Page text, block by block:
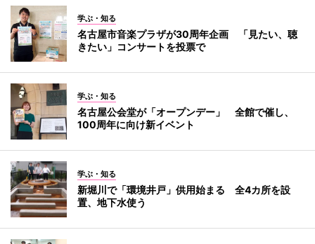
学ぶ・知る
名古屋市音楽プラザが30周年企画 「見たい、聴
きたい」コンサートを投票で
学ぶ・知る
名古屋公会堂が「オープンデー」 全館で催し、
100周年に向け新イベント
学ぶ・知る
新堀川で「環境井戸」供用始まる 全4カ所を設
置、地下水使う